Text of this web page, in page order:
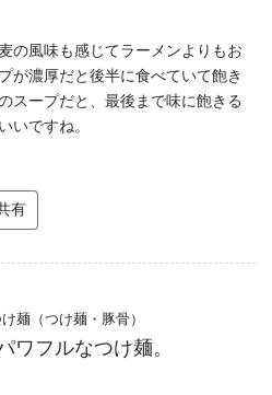
の風味も感じてラーメンよりもお
が濃厚だと後半に食べていて飽き
スープだと、最後まで味に飽きる
いですね。
有
麺（つけ麺・豚骨）
ワフルなつけ麺。